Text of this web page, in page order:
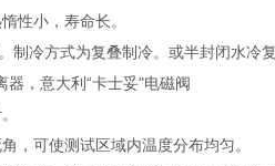
性小，寿命长。
制冷方式为复叠制冷。或半封闭水冷
器，意大利“卡士妥"电磁阀
，可使测试区域内温度分布均匀。